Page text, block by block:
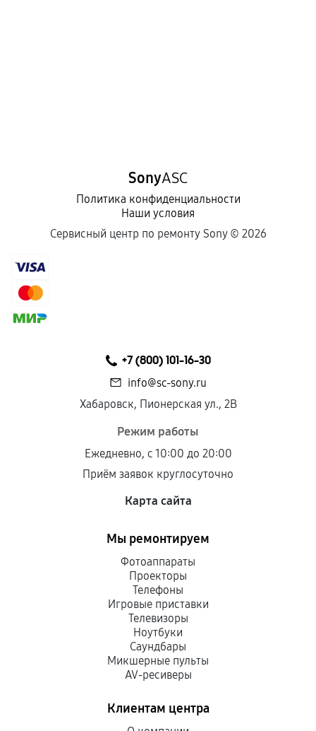
SonyASC
Политика конфиденциальности
Наши условия
Сервисный центр по ремонту Sony © 2026
+7 (800) 101-16-30
info@sc-sony.ru
Хабаровск, Пионерская ул., 2В
Режим работы
Ежедневно, с 10:00 до 20:00
Приём заявок круглосуточно
Карта сайта
Мы ремонтируем
Фотоаппараты
Проекторы
Телефоны
Игровые приставки
Телевизоры
Ноутбуки
Саундбары
Микшерные пульты
AV-ресиверы
Клиентам центра